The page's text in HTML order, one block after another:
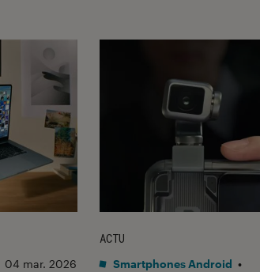
04 mar. 2026
ACTU
Smartphones Android •